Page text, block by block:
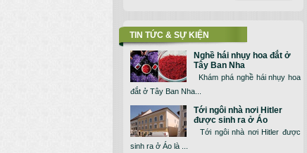
TIN TỨC & SỰ KIỆN
Nghề hái nhụy hoa đắt ở
Tây Ban Nha
Khám phá nghề hái nhụy hoa
đắt ở Tây Ban Nha...
Tới ngôi nhà nơi Hitler
được sinh ra ở Áo
Tới ngôi nhà nơi Hitler được
sinh ra ở Áo là ...